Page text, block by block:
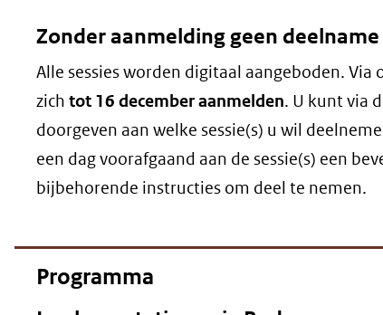
Zonder aanmelding geen deelname
Alle sessies worden digitaal aangeboden.
zich tot 16 december aanmelden. U kunt via
doorgeven aan welke sessie(s) u wil
een dag voorafgaand aan de sessie(s) een
bijbehorende instructies om deel te nemen.
Programma